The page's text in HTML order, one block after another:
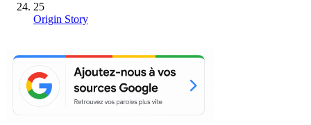
25
Origin Story